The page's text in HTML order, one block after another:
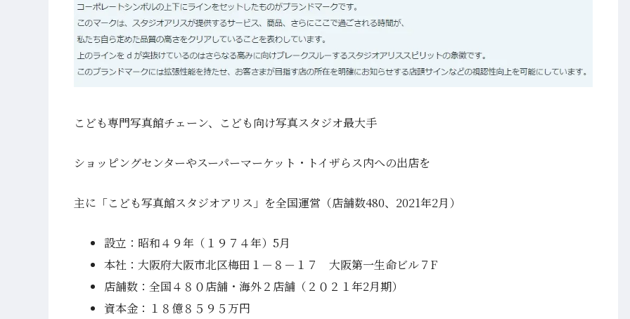
こども専門写真館チェーン、こども向け写真スタジオ最大手
ショッピングセンターやスーパーマーケット・トイザらス内への出店を
主に「こども写真館スタジオアリス」を全国運営（店舗数480、2021年2月）
設立：昭和４９年（１９７４年）5月
本社：大阪府大阪市北区梅田１－８－１７ 大阪第一生命ビル７F
店舗数：全国４８０店舗・海外２店舗（２０２１年2月期）
資本金：１８億８５９５万円